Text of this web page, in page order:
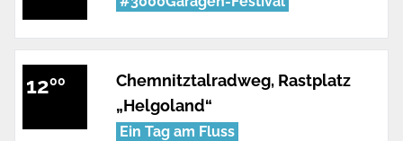
1200
Chemnitztalradweg, Rastplatz
„Helgoland“
Ein Tag am Fluss